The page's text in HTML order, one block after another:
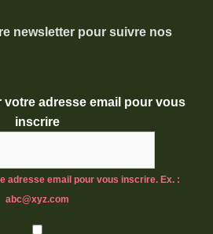
newsletter pour suivre nos
votre adresse email pour vous
inscrire
adresse email pour vous inscrire. Ex. :
abc@xyz.com